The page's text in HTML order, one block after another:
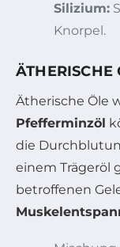
Silizium:
Knorpel.
ÄTHERISCHE
Ätherische Öle
Pfefferminzöl
die
einem Trägeröl
betroffenen